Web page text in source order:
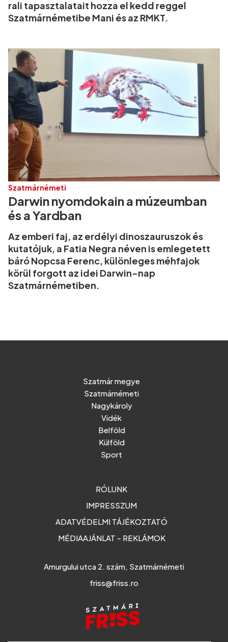
rali tapasztalatait hozza el kedd reggel
Szatmárnémetibe Mani és az RMKT.
Szatmárnémeti
Darwin nyomdokain a múzeumban
és a Yardban
Az emberi faj, az erdélyi dinoszauruszok és
kutatójuk, a Fatia Negra néven is emlegetett
báró Nopcsa Ferenc, különleges méhfajok
körül forgott az idei Darwin-nap
Szatmárnémetiben.
Szatmár megye
Szatmárnémeti
Nagykároly
Vidék
Belföld
Külföld
Sport
RÓLUNK
IMPRESSZUM
ADATVÉDELMI TÁJÉKOZTATÓ
MÉDIAAJÁNLAT - REKLÁMOK
Amurgului utca 2. szám, Szatmárnémeti
friss@friss.ro